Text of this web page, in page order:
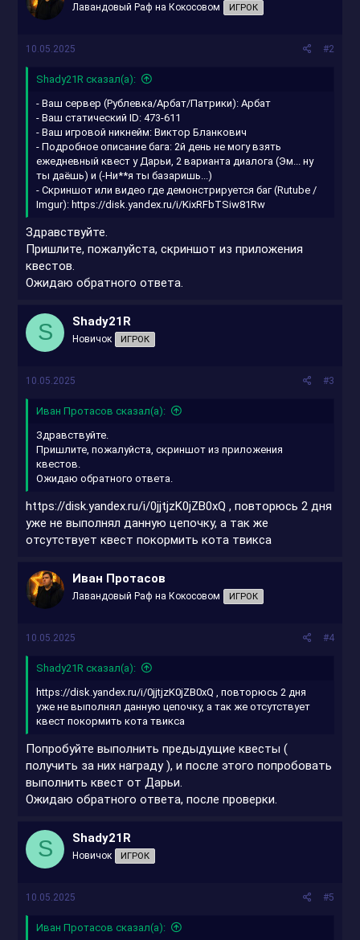
Лавандовый Раф на Кокосовом ИГРОК
10.05.2025 #2
Shady21R сказал(а):
- Ваш сервер (Рублевка/Арбат/Патрики): Арбат
- Ваш статический ID: 473-611
- Ваш игровой никнейм: Виктор Бланкович
- Подробное описание бага: 2й день не могу взять
ежедневный квест у Дарьи, 2 варианта диалога (Эм... ну
ты даёшь) и (-Ни**я ты базаришь...)
- Скриншот или видео где демонстрируется баг (Rutube /
Imgur): https://disk.yandex.ru/i/KixRFbTSiw81Rw
Здравствуйте.
Пришлите, пожалуйста, скриншот из приложения
квестов.
Ожидаю обратного ответа.
S Shady21R
Новичок ИГРОК
10.05.2025 #3
Иван Протасов сказал(а):
Здравствуйте.
Пришлите, пожалуйста, скриншот из приложения
квестов.
Ожидаю обратного ответа.
https://disk.yandex.ru/i/0jjtjzK0jZB0xQ , повторюсь 2 дня
уже не выполнял данную цепочку, а так же
отсутствует квест покормить кота твикса
Иван Протасов
Лавандовый Раф на Кокосовом ИГРОК
10.05.2025 #4
Shady21R сказал(а):
https://disk.yandex.ru/i/0jjtjzK0jZB0xQ , повторюсь 2 дня
уже не выполнял данную цепочку, а так же отсутствует
квест покормить кота твикса
Попробуйте выполнить предыдущие квесты (
получить за них награду ), и после этого попробовать
выполнить квест от Дарьи.
Ожидаю обратного ответа, после проверки.
S Shady21R
Новичок ИГРОК
10.05.2025 #5
Иван Протасов сказал(а):